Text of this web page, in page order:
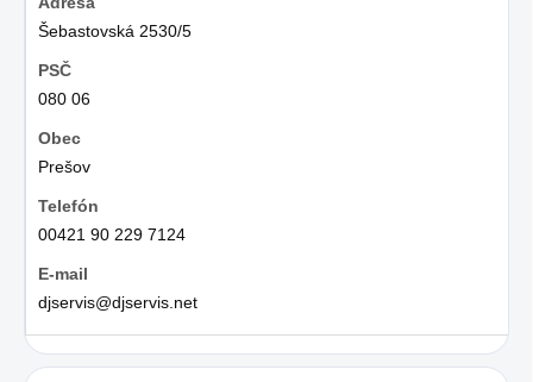
Šebastovská 2530/5
080 06
Prešov
00421 90 229 7124
djservis@djservis.net